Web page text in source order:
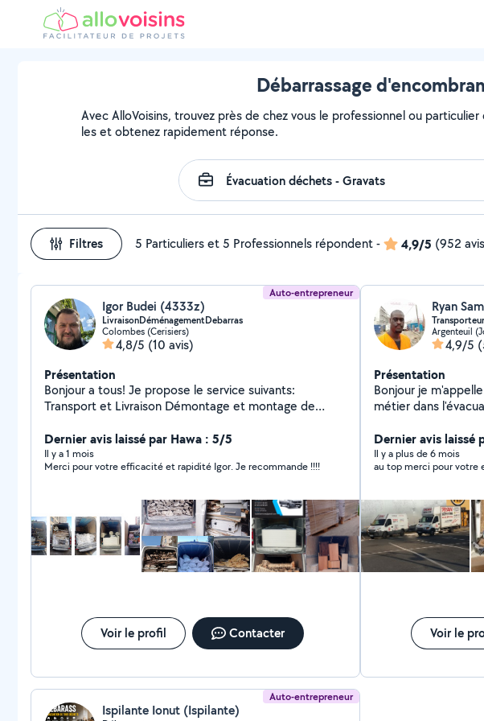
Débarrassage
Avec AlloVoisins, trouvez près de chez vous le professionnel ou
les et obtenez rapidement réponse.
Filtres 5 Particuliers et 5 Professionnels répondent- 4,9/5 (952
Auto-entrepreneur
Igor Budei (4333z)
LivraisonDéménagementDebarras
Colombes (Cerisiers)
4,8/5 (10 avis)
Présentation
Bonjour a tous! Je propose le service suivants:
Transport et Livraison Démontage et montage de
caves, appartements, bureaux Facture disponible sur
Dernier avis laissé par Hawa : 5/5
Il y a 1 mois
Merci pour votre efficacité et rapidité Igor. Je recommande !!!!
Voir le profil Contacter
Ryan
Argenteuil
4,9/5
Présentation
Bonjour je
métier dans
suis disponible à
Dernier avis laissé
Il y a plus de 6 mois
au top merci pour votre
Voir le
Auto-entrepreneur
Ispilante Ionut (Ispilante)